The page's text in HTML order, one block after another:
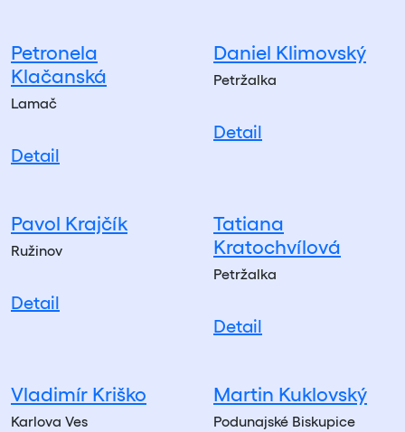
Petronela
Klačanská
Lamač
Detail
Daniel Klimovský
Petržalka
Detail
Pavol Krajčík
Ružinov
Detail
Tatiana
Kratochvílová
Petržalka
Detail
Vladimír Kriško
Karlova Ves
Martin Kuklovský
Podunajské Biskupice